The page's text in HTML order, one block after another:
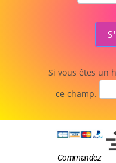
Si vous êtes un
ce champ.
Commandez